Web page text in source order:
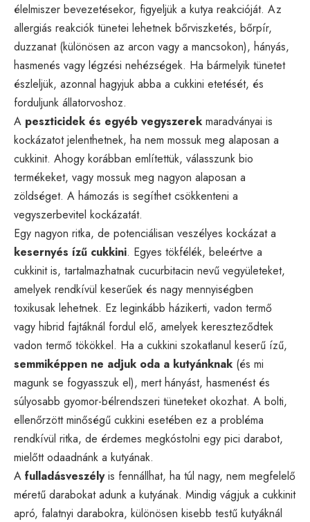
élelmiszer bevezetésekor, figyeljük a kutya reakcióját. Az
allergiás reakciók tünetei lehetnek bőrviszketés, bőrpír,
duzzanat (különösen az arcon vagy a mancsokon), hányás,
hasmenés vagy légzési nehézségek. Ha bármelyik tünetet
észleljük, azonnal hagyjuk abba a cukkini etetését, és
forduljunk állatorvoshoz.
A peszticidek és egyéb vegyszerek maradványai is
kockázatot jelenthetnek, ha nem mossuk meg alaposan a
cukkinit. Ahogy korábban említettük, válasszunk bio
termékeket, vagy mossuk meg nagyon alaposan a
zöldséget. A hámozás is segíthet csökkenteni a
vegyszerbevitel kockázatát.
Egy nagyon ritka, de potenciálisan veszélyes kockázat a
kesernyés ízű cukkini. Egyes tökfélék, beleértve a
cukkinit is, tartalmazhatnak cucurbitacin nevű vegyületeket,
amelyek rendkívül keserűek és nagy mennyiségben
toxikusak lehetnek. Ez leginkább házikerti, vadon termő
vagy hibrid fajtáknál fordul elő, amelyek kereszteződtek
vadon termő tökökkel. Ha a cukkini szokatlanul keserű ízű,
semmiképpen ne adjuk oda a kutyánknak (és mi
magunk se fogyasszuk el), mert hányást, hasmenést és
súlyosabb gyomor-bélrendszeri tüneteket okozhat. A bolti,
ellenőrzött minőségű cukkini esetében ez a probléma
rendkívül ritka, de érdemes megkóstolni egy pici darabot,
mielőtt odaadnánk a kutyának.
A fulladásveszélyis fennállhat, ha túl nagy, nem megfelelő
méretű darabokat adunk a kutyának. Mindig vágjuk a cukkinit
apró, falatnyi darabokra, különösen kisebb testű kutyáknál